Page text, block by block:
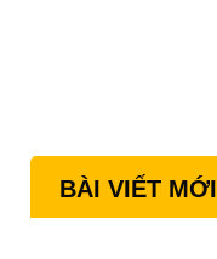
BÀI VIẾT MỚI